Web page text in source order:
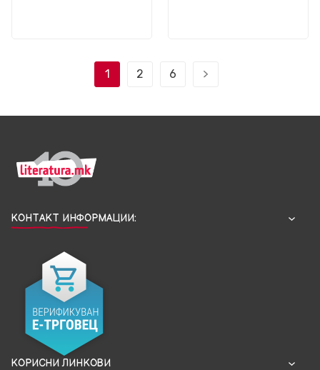
1 2 6
КОНТАКТ ИНФОРМАЦИИ:
КОРИСНИ ЛИНКОВИ